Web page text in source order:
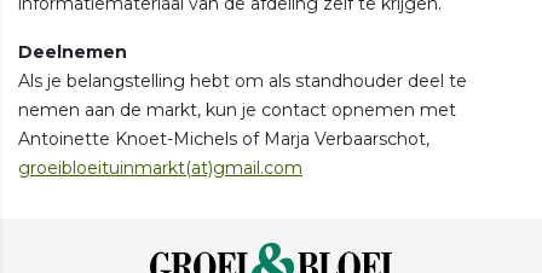
Deelnemen
Als je belangstelling hebt om als standhouder deel te
nemen aan de markt, kun je contact opnemen met
Antoinette Knoet-Michels of Marja Verbaarschot,
groeibloeituinmarkt(at)gmail.com